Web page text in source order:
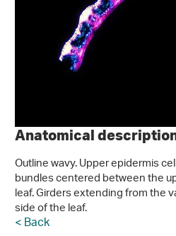
Anatomical
Outline wavy. Upper epidermis
bundles centered between the
leaf. Girders extending from the
side of the leaf.
< Back